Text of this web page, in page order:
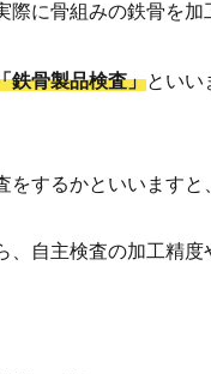
際に骨組みの鉄骨を加
鉄骨製品検査」といい
するかといいますと
、自主検査の加工精